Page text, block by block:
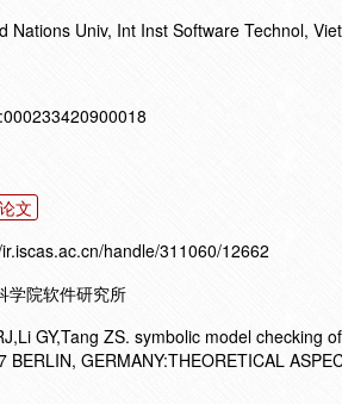
Nations Univ, Int Inst Software Technol,
文
handle/311060/12662
学院软件研究所
GY,Tang ZS. symbolic model checking
BERLIN, GERMANY:THEORETICAL